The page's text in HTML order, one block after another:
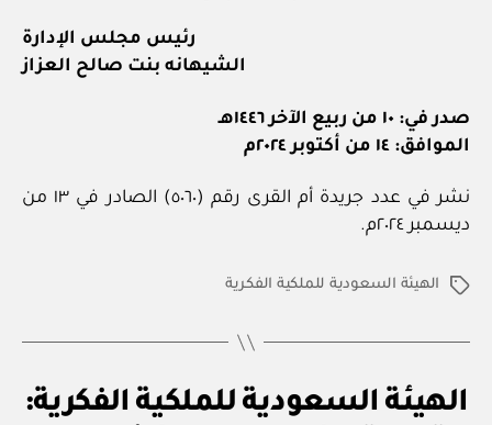
رئيس مجلس الإدارة
الشيهانه بنت صالح العزاز
صدر في: ١٠ من ربيع الآخر ١٤٤٦هـ
الموافق: ١٤ من أكتوبر ٢٠٢٤م
نشر في عدد جريدة أم القرى رقم (٥٠٦٠) الصادر في ١٣ من
ديسمبر ٢٠٢٤م.
الوسومالهيئة السعودية للملكية الفكرية
التصنيفات
الهيئة السعودية للملكية الفكرية: